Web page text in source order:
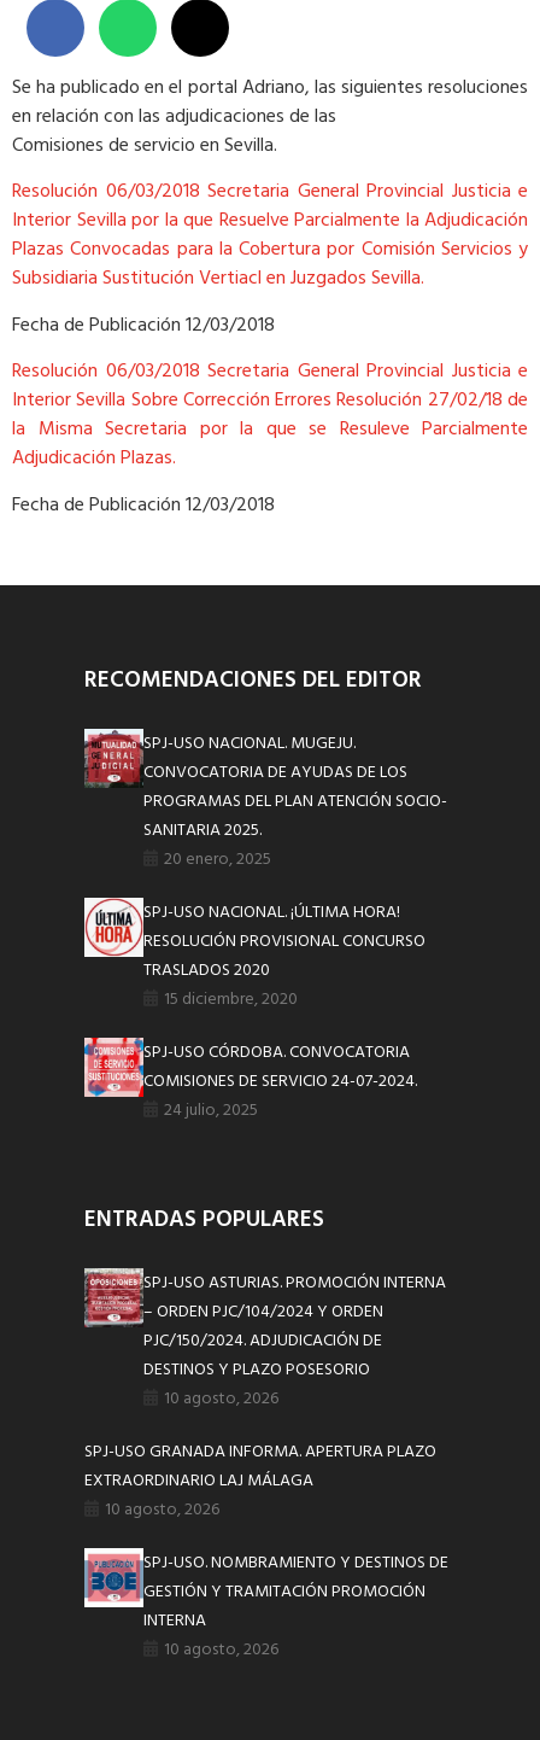
Se ha publicado en el portal Adriano, las siguientes resoluciones
en relación con las adjudicaciones de las
Comisiones de servicio en Sevilla.
Resolución 06/03/2018 Secretaria General Provincial Justicia e
Interior Sevilla por la que Resuelve Parcialmente la Adjudicación
Plazas Convocadas para la Cobertura por Comisión Servicios y
Subsidiaria Sustitución Vertiacl en Juzgados Sevilla.
Fecha de Publicación 12/03/2018
Resolución 06/03/2018 Secretaria General Provincial Justicia e
Interior Sevilla Sobre Corrección Errores Resolución 27/02/18 de
la Misma Secretaria por la que se Resuleve Parcialmente
Adjudicación Plazas.
Fecha de Publicación 12/03/2018
RECOMENDACIONES DEL EDITOR
SPJ-USO NACIONAL. MUGEJU.
CONVOCATORIA DE AYUDAS DE LOS
PROGRAMAS DEL PLAN ATENCIÓN SOCIO-
SANITARIA 2025.
20 enero, 2025
SPJ-USO NACIONAL. ¡ÚLTIMA HORA!
RESOLUCIÓN PROVISIONAL CONCURSO
TRASLADOS 2020
15 diciembre, 2020
SPJ-USO CÓRDOBA. CONVOCATORIA
COMISIONES DE SERVICIO 24-07-2024.
24 julio, 2025
ENTRADAS POPULARES
SPJ-USO ASTURIAS. PROMOCIÓN INTERNA
– ORDEN PJC/104/2024 Y ORDEN
PJC/150/2024. ADJUDICACIÓN DE
DESTINOS Y PLAZO POSESORIO
10 agosto, 2026
SPJ-USO GRANADA INFORMA. APERTURA PLAZO
EXTRAORDINARIO LAJ MÁLAGA
10 agosto, 2026
SPJ-USO. NOMBRAMIENTO Y DESTINOS DE
GESTIÓN Y TRAMITACIÓN PROMOCIÓN
INTERNA
10 agosto, 2026